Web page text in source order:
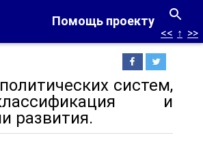
Помощь проекту
<< ↑ >>
систем,
и
развития.